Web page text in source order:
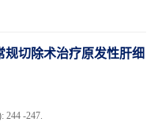
切除术治疗原发性肝细
244 -247.